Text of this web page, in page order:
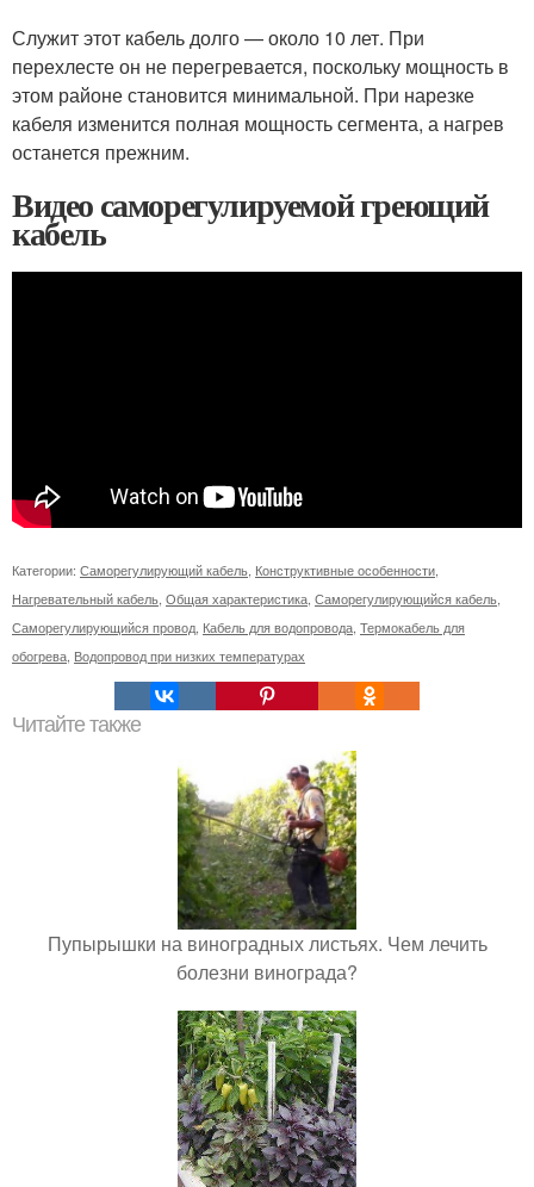
Служит этот кабель долго — около 10 лет. При
перехлесте он не перегревается, поскольку мощность в
этом районе становится минимальной. При нарезке
кабеля изменится полная мощность сегмента, а нагрев
останется прежним.
Видео саморегулируемой греющий
кабель
Категории: Саморегулирующий кабель Конструктивные особенности
Нагревательный кабель Общая характеристика Саморегулирующийся кабель
Саморегулирующийся провод Кабель для водопровода Термокабель для
обогрева Водопровод при низких температурах
Читайте также
Пупырышки на виноградных листьях. Чем лечить
болезни винограда?